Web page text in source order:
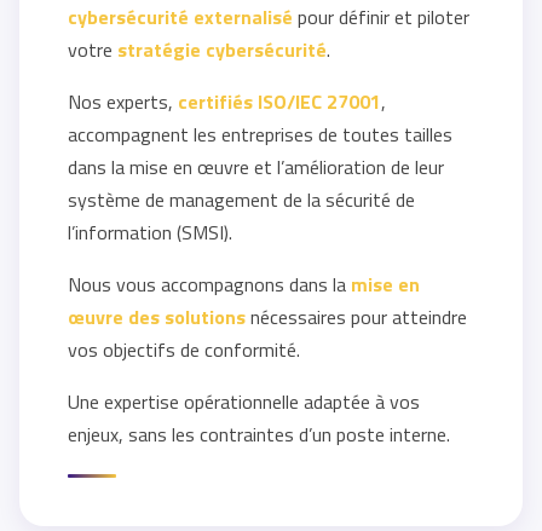
cybersécurité externalisé pour définir et piloter
votre stratégie cybersécurité.
Nos experts, certifiés ISO/IEC 27001,
accompagnent les entreprises de toutes tailles
dans la mise en œuvre et l’amélioration de leur
système de management de la sécurité de
l’information (SMSI).
Nous vous accompagnons dans la mise en
œuvre des solutionsnécessaires pour atteindre
vos objectifs de conformité.
Une expertise opérationnelle adaptée à vos
enjeux, sans les contraintes d’un poste interne.